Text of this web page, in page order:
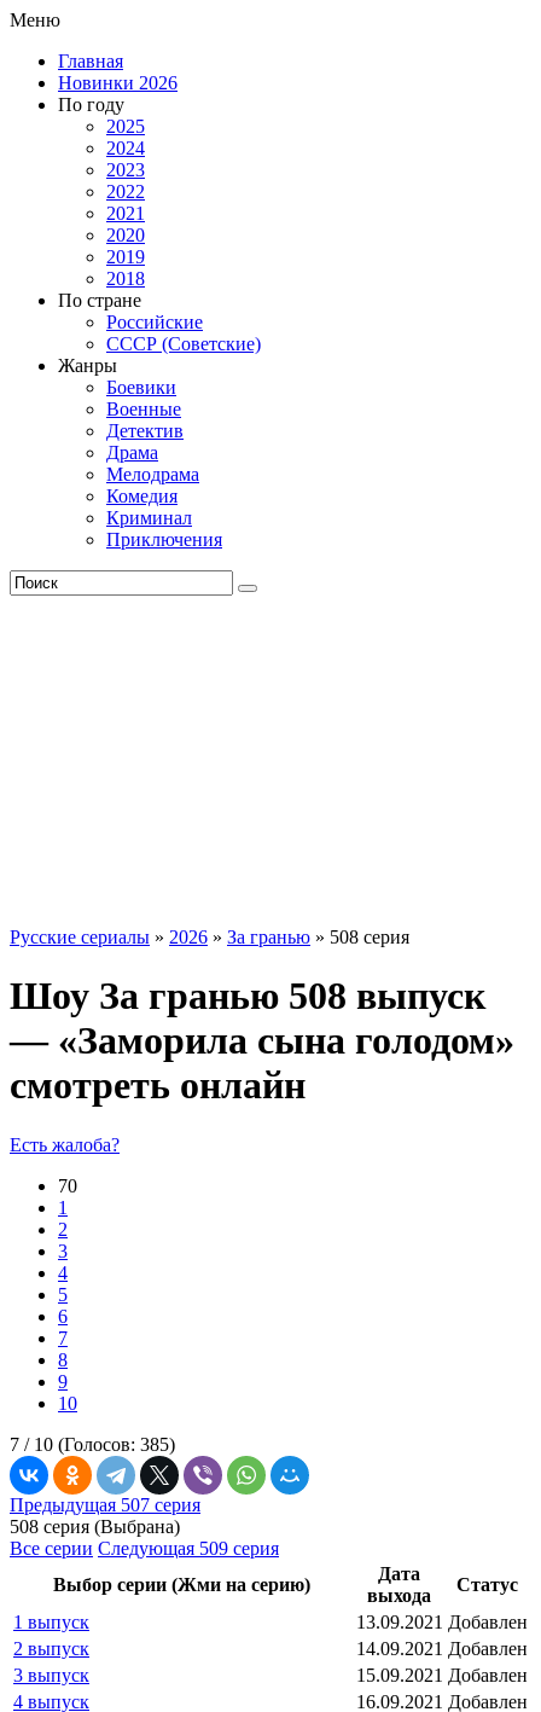
Меню
Главная
Новинки 2026
По году
2025
2024
2023
2022
2021
2020
2019
2018
По стране
Российские
СССР (Советские)
Жанры
Боевики
Военные
Детектив
Драма
Мелодрама
Комедия
Криминал
Приключения
Русские сериалы » 2026 » За гранью » 508 серия
Шоу За гранью 508 выпуск
— «Заморила сына голодом»
смотреть онлайн
Есть жалоба?
70
1
2
3
4
5
6
7
8
9
10
7 / 10 (Голосов: 385)
Предыдущая 507 серия
508 серия (Выбрана)
Все серии Следующая 509 серия
Выбор серии (Жми на серию)
Дата
выхода
Статус
1 выпуск
13.09.2021 Добавлен
2 выпуск
14.09.2021 Добавлен
3 выпуск
15.09.2021 Добавлен
4 выпуск
16.09.2021 Добавлен